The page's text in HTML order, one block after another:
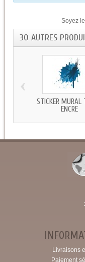
Soyez
30 AUTRES
STICKER MURAL
ENCRE
‹
Livraisons
Paiement